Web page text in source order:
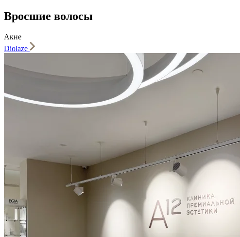
Вросшие волосы
Акне
Diolaze